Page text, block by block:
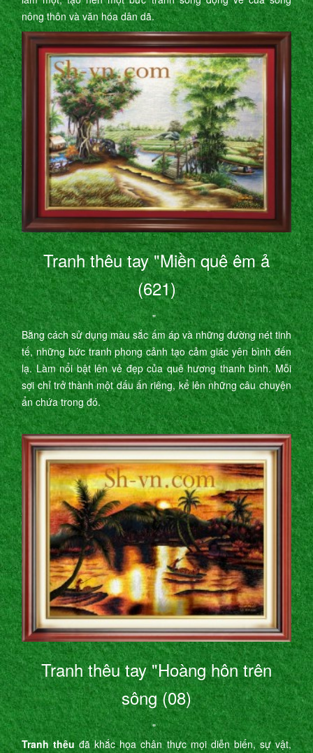
nông thôn và văn hóa dân dã.
Tranh thêu tay "Miền quê êm ả
(621)
"
Bằng cách sử dụng màu sắc ấm áp và những đường nét tinh
tế, những bức tranh phong cảnh tạo cảm giác yên bình đến
lạ. Làm nổi bật lên vẻ đẹp của quê hương thanh bình. Mỗi
sợi chỉ trở thành một dấu ấn riêng, kể lên những câu chuyện
ẩn chứa trong đó.
Tranh thêu tay "Hoàng hôn trên
sông (08)
"
Tranh thêuđã khắc họa chân thực mọi diễn biến, sự vật,